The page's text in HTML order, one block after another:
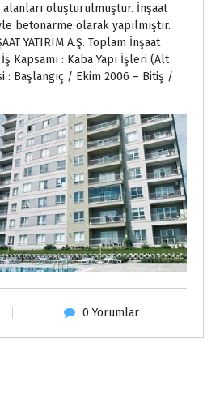
oluşturulmuştur. İnşaat
betonarme olarak yapılmıştır.
YATIRIM A.Ş. Toplam İnşaat
Kapsamı : Kaba Yapı İşleri (Alt
: Başlangıç / Ekim 2006 – Bitiş /
0 Yorumlar